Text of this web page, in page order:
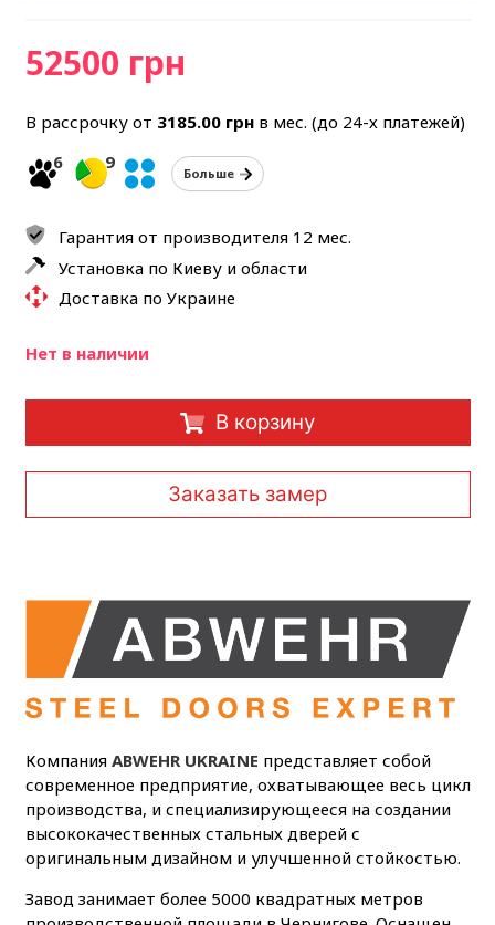
52500 грн
В рассрочку от 3185.00грнв мес. (до 24-х платежей)
6
9
Больше
Гарантия от производителя 12 мес.
Установка по Киеву и области
Доставка по Украине
Нет в наличии
В корзину
Заказать замер
Компания ABWEHR UKRAINE представляет собой
современное предприятие, охватывающее весь цикл
производства, и специализирующееся на создании
высококачественных стальных дверей с
оригинальным дизайном и улучшенной стойкостью.
Завод занимает более 5000 квадратных метров